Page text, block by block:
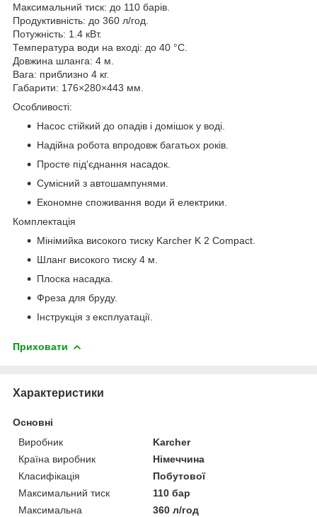
Максимальний тиск: до 110 барів.
Продуктивність: до 360 л/год.
Потужність: 1.4 кВт.
Температура води на вході: до 40 °C.
Довжина шланга: 4 м.
Вага: приблизно 4 кг.
Габарити: 176×280×443 мм.
Особливості:
Насос стійкий до опадів і домішок у воді.
Надійна робота впродовж багатьох років.
Просте під'єднання насадок.
Сумісний з автошампунями.
Економне споживання води й електрики.
Комплектація
Мінімийка високого тиску Karcher K 2 Compact.
Шланг високого тиску 4 м.
Плоска насадка.
Фреза для бруду.
Інструкція з експлуатації.
Приховати
Характеристики
Основні
Виробник
Karcher
Країна виробник
Німеччина
Класифікація
Побутової
Максимальний тиск
110 бар
Максимальна
360 л/год